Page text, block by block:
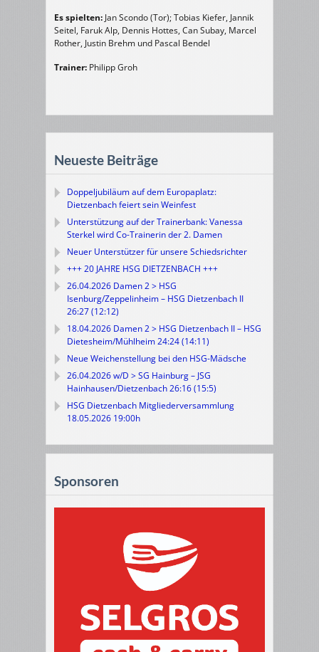
Es spielten: Jan Scondo (Tor); Tobias Kiefer, Jannik
Seitel, Faruk Alp, Dennis Hottes, Can Subay, Marcel
Rother, Justin Brehm und Pascal Bendel
Trainer: Philipp Groh
Neueste Beiträge
Doppeljubiläum auf dem Europaplatz:
Dietzenbach feiert sein Weinfest
Unterstützung auf der Trainerbank: Vanessa
Sterkel wird Co-Trainerin der 2. Damen
Neuer Unterstützer für unsere Schiedsrichter
+++ 20 JAHRE HSG DIETZENBACH +++
26.04.2026 Damen 2 > HSG
Isenburg/Zeppelinheim – HSG Dietzenbach II
26:27 (12:12)
18.04.2026 Damen 2 > HSG Dietzenbach II – HSG
Dietesheim/Mühlheim 24:24 (14:11)
Neue Weichenstellung bei den HSG-Mädsche
26.04.2026 w/D > SG Hainburg – JSG
Hainhausen/Dietzenbach 26:16 (15:5)
HSG Dietzenbach Mitgliederversammlung
18.05.2026 19:00h
Sponsoren